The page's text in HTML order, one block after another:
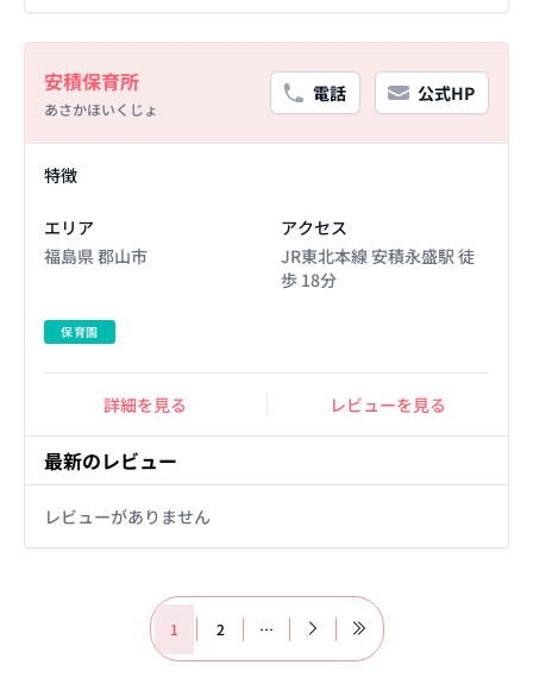
安積保育所
あさかほいくじょ
電話 公式HP
特徴
エリア
福島県 郡山市
アクセス
JR東北本線 安積永盛駅 徒
歩 18分
保育園
詳細を見る レビューを見る
最新のレビュー
レビューがありません
1 2 …